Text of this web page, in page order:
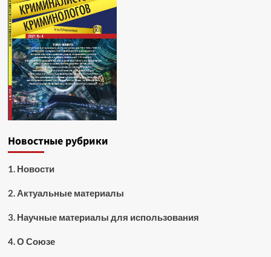
Новостные рубрики
1. Новости
2. Актуальные материалы
3. Научные материалы для использования
4. О Союзе